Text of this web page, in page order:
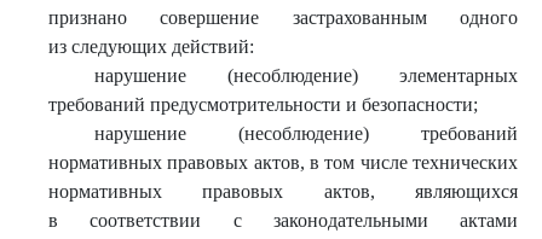
признано совершение застрахованным одного
из следующих действий:
нарушение (несоблюдение) элементарных
требований предусмотрительности и безопасности;
нарушение (несоблюдение) требований
нормативных правовых актов, в том числе технических
нормативных правовых актов, являющихся
в соответствии с законодательными актами